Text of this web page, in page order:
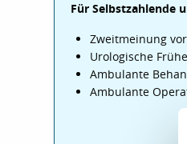
Für Selbstzahlende
Zweitmeinung
Urologische
Ambulante
Ambulante